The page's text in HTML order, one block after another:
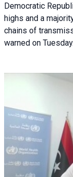
Democratic
highs and a
chains of
warned on Tuesday.